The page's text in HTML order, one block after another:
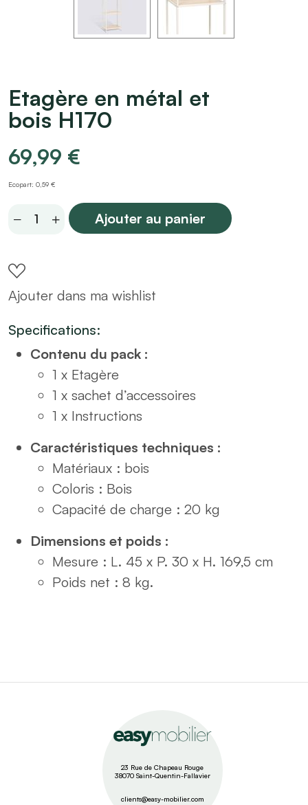
Etagère en métal et
bois H170
69,99 €
Ecopart: 0,59 €
Etagère
et
bois
quantity
Ajouter au panier
Ajouter dans ma wishlist
Specifications:
Contenu du pack :
1 x Etagère
1 x sachet d’accessoires
1 x Instructions
Caractéristiques techniques :
Matériaux : bois
Coloris : Bois
Capacité de charge : 20 kg
Dimensions et poids :
Mesure : L. 45 x P. 30 x H. 169,5 cm
Poids net : 8 kg.
23 Rue de Chapeau Rouge
38070 Saint-Quentin-Fallavier
clients@easy-mobilier.com